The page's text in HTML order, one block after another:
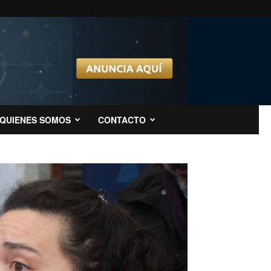
QUIENES SOMOS CONTACTO